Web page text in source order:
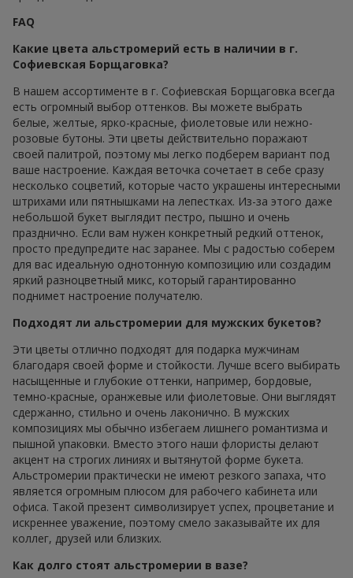
FAQ
Какие цвета альстромерий есть в наличии в г.
Софиевская Борщаговка?
В нашем ассортименте в г. Софиевская Борщаговка всегда
есть огромный выбор оттенков. Вы можете выбрать
белые, желтые, ярко-красные, фиолетовые или нежно-
розовые бутоны. Эти цветы действительно поражают
своей палитрой, поэтому мы легко подберем вариант под
ваше настроение. Каждая веточка сочетает в себе сразу
несколько соцветий, которые часто украшены интересными
штрихами или пятнышками на лепестках. Из-за этого даже
небольшой букет выглядит пестро, пышно и очень
празднично. Если вам нужен конкретный редкий оттенок,
просто предупредите нас заранее. Мы с радостью соберем
для вас идеальную однотонную композицию или создадим
яркий разноцветный микс, который гарантированно
поднимет настроение получателю.
Подходят ли альстромерии для мужских букетов?
Эти цветы отлично подходят для подарка мужчинам
благодаря своей форме и стойкости. Лучше всего выбирать
насыщенные и глубокие оттенки, например, бордовые,
темно-красные, оранжевые или фиолетовые. Они выглядят
сдержанно, стильно и очень лаконично. В мужских
композициях мы обычно избегаем лишнего романтизма и
пышной упаковки. Вместо этого наши флористы делают
акцент на строгих линиях и вытянутой форме букета.
Альстромерии практически не имеют резкого запаха, что
является огромным плюсом для рабочего кабинета или
офиса. Такой презент символизирует успех, процветание и
искреннее уважение, поэтому смело заказывайте их для
коллег, друзей или близких.
Как долго стоят альстромерии в вазе?